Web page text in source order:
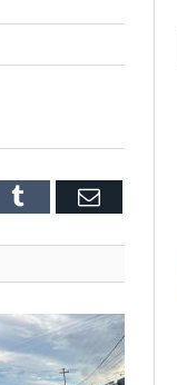
Tumblr Email